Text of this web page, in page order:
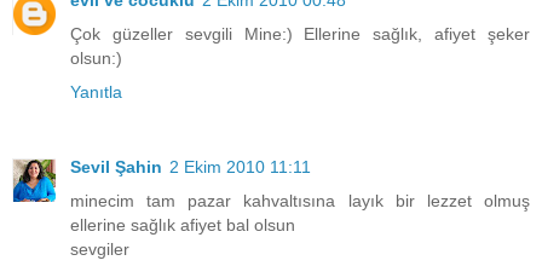
Çok güzeller sevgili Mine:) Ellerine sağlık, afiyet şeker
olsun:)
Yanıtla
Sevil Şahin 2 Ekim 2010 11:11
minecim tam pazar kahvaltısına layık bir lezzet olmuş
ellerine sağlık afiyet bal olsun
sevgiler